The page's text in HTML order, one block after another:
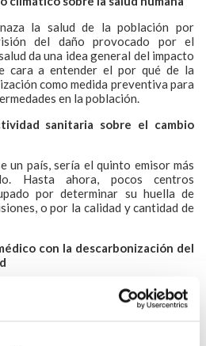
la salud de la población por
del daño provocado por el
da una idea general del impacto
cara a entender el por qué de la
como medida preventiva para
en la población.
sanitaria sobre el cambio
un país, sería el quinto emisor más
Hasta ahora, pocos centros
por determinar su huella de
o por la calidad y cantidad de
con la descarbonización del
inicialmente por el CGCOM, el
de Las Palmas y por un grupo de